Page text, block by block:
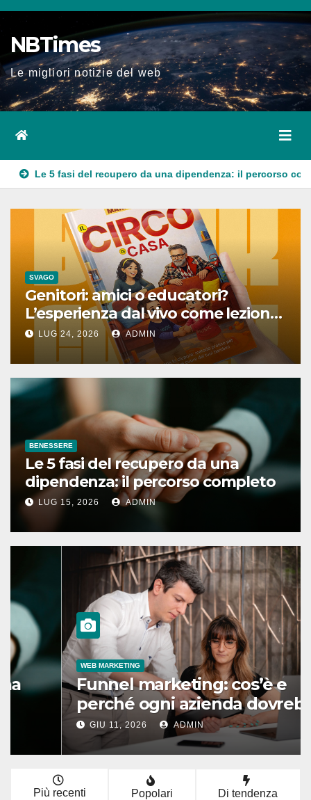
Salta
al
contenuto
NBTimes
Le migliori notizie del web
da una dipendenza: il percorso completo Funnel
SVAGO
Genitori: amici o educatori?
L’esperienza dal vivo come lezione
quotidiana
LUG 24, 2026 ADMIN
BENESSERE
Le 5 fasi del recupero da una
dipendenza: il percorso completo
LUG 15, 2026 ADMIN
WEB MARKETING
Funnel marketing: cos’è e
perché ogni azienda dovrebbe
implementarlo
GIU 11, 2026 ADMIN
Più recenti Popolari Di tendenza